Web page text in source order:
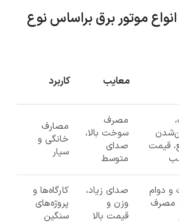
موتور برق براساس نوع
معایب کاربرد
قیمت
مصرف
سوخت بالا،
صدای
متوسط
مصارف
خانگی و
سیار
و دوام
مصرف
صدای زیاد،
وزن و
قیمت بالا
کارگاه‌ها و
پروژه‌های
سنگین